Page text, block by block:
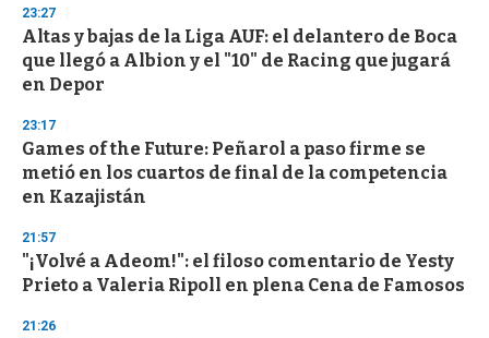
s
e
c
o
n
s
23:27
Altas y bajas de la Liga AUF: el delantero de Boca
que llegó a Albion y el "10" de Racing que jugará
en Depor
23:17
Games of the Future: Peñarol a paso firme se
metió en los cuartos de final de la competencia
en Kazajistán
21:57
"¡Volvé a Adeom!": el filoso comentario de Yesty
Prieto a Valeria Ripoll en plena Cena de Famosos
21:26